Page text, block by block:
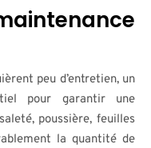
peu d’entretien, un
pour garantir une
poussière, feuilles
la quantité de